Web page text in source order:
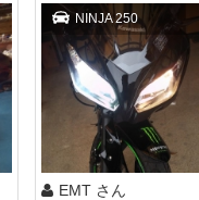
NINJA 250
EMT さん